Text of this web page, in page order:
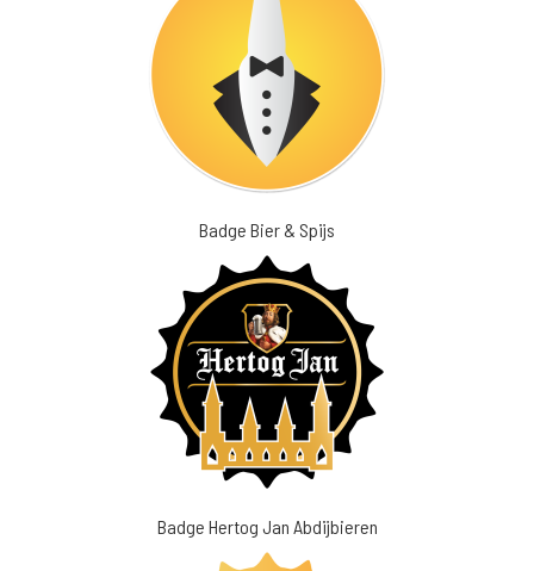
Badge Bier & Spijs
Badge Hertog Jan Abdijbieren